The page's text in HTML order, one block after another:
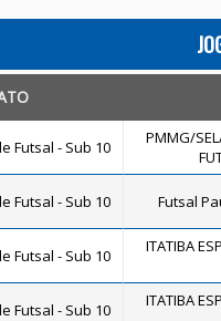
Futsal - Sub 10
PMMG/
Futsal - Sub 10 Futsal
Futsal - Sub 10 ITATIBA
Futsal - Sub 10 ITATIBA